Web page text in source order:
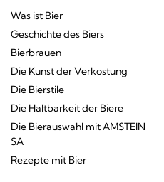
Was ist Bier
Geschichte des Biers
Bierbrauen
Die Kunst der Verkostung
Die Bierstile
Die Haltbarkeit der Biere
Die Bierauswahl mit AMSTEIN
SA
Rezepte mit Bier